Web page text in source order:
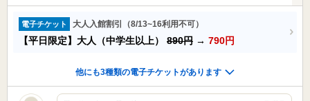
電子チケット 大人入館割引（8/13~16利用不可）
【平日限定】大人（中学生以上） 890円 → 790円
他にも3種類の電子チケットがあります